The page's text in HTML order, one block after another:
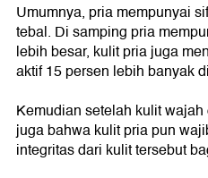
Umumnya, pria mempunyai
tebal. Di samping pria
lebih besar, kulit pria juga
aktif 15 persen lebih banyak
Kemudian setelah kulit
juga bahwa kulit pria pun
integritas dari kulit tersebut